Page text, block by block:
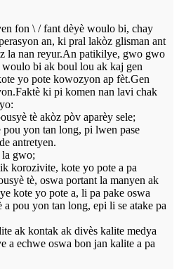
fon \ / fant dèyè woulo bi, chay
an, ki pral lakòz glisman ant
la nan reyur.An patikilye, gwo gwo
bi ak boul lou ak kaj gen
yo pote kowozyon ap fèt.Gen
ki pi komen nan lavi chak
tè akòz pòv aparèy sele;
yon tan long, pi lwen pase
antretyen.
la gwo;
korozivite, kote yo pote a pa
tè, oswa portant la manyen ak
kote yo pote a, li pa pake oswa
a pou yon tan long, epi li se atake pa
ak kontak ak divès kalite medya
a echwe oswa bon jan kalite a pa